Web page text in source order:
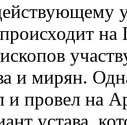
и мирян.
и провел на
устава,